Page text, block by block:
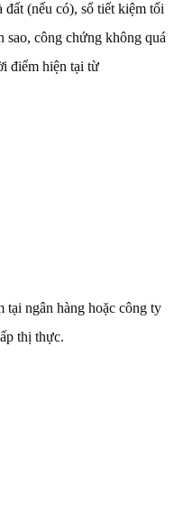
(nếu có), sổ tiết kiệm tối
sao, công chứng không quá
điểm hiện tại từ
ngân hàng hoặc công ty
thị thực.